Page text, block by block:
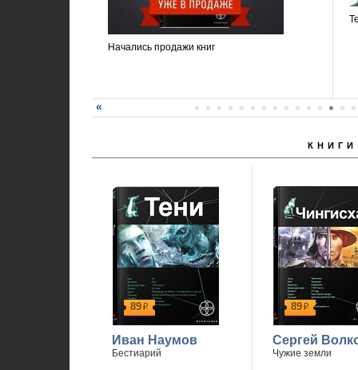
Начались продажи книг
КНИГИ
89р
Иван Наумов
Бестиарий
89р
Сергей
Чужие земли